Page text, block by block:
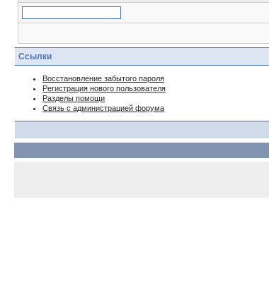
Ссылки
Восстановление забытого пароля
Регистрация нового пользователя
Разделы помощи
Связь с администрацией форума